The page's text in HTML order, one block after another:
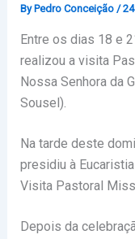
By Pedro Conceição /
Entre os dias 18 e
realizou a visita
Nossa Senhora da
Sousel).
Na tarde deste
presidiu à
Visita Pastoral
Depois da